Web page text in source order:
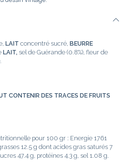
LAIT concentré sucré, BEURRE
LAIT, sel de Guérande (0.8%), fleur de
CONTENIR DES TRACES DE FRUITS
pour 100 gr : Energie 1761
12.5 g dont acides gras saturés 7
47.4 g, protéines 4.3 g, sel 1.08 g.